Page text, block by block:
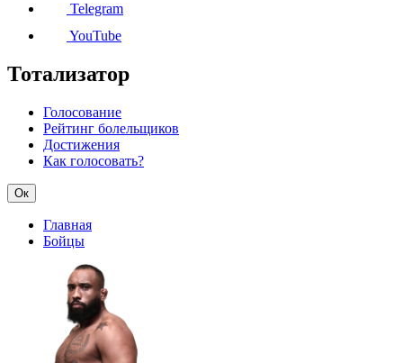
Telegram
YouTube
Тотализатор
Голосование
Рейтинг болельщиков
Достижения
Как голосовать?
Ок
Главная
Бойцы